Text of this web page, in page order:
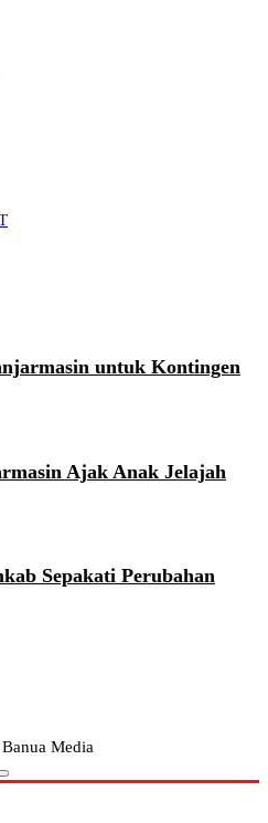
untuk Kontingen
Ajak Anak Jelajah
Sepakati Perubahan
Media